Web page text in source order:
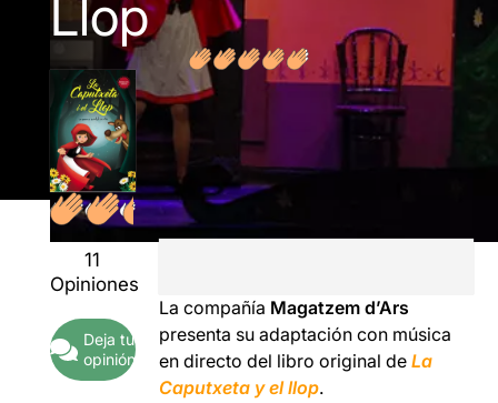
Llop
11
Opiniones
Deja tu
opinión
La compañía Magatzem d’Ars
presenta su adaptación con música
en directo del libro original deLa
Caputxeta y el llop.